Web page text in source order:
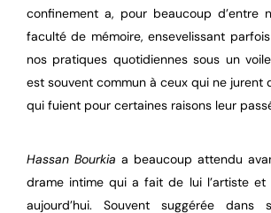
confinement a, pour beaucoup d’entre
faculté de mémoire, ensevelissant
nos pratiques quotidiennes sous un
est souvent commun à ceux qui ne jurent
qui fuient pour certaines raisons leur
Hassan Bourkia a beaucoup attendu
drame intime qui a fait de lui l’artiste et
aujourd’hui. Souvent suggérée dans